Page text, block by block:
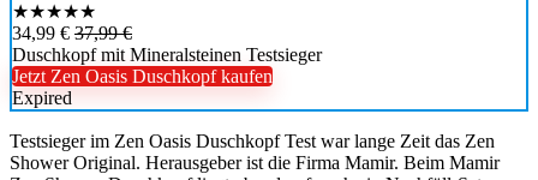
★★★★★
34,99 € 37,99 €
Duschkopf mit Mineralsteinen Testsieger
Jetzt Zen Oasis Duschkopf kaufen
Expired
Testsieger im Zen Oasis Duschkopf Test war lange Zeit das Zen
Shower Original. Herausgeber ist die Firma Mamir. Beim Mamir